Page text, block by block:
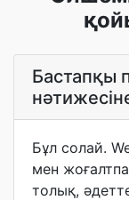
Бастапқы
Бұл солай.
мен
толық,